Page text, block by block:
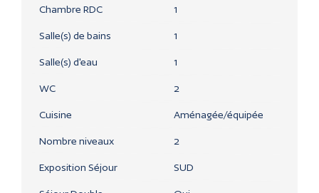
Chambre RDC 1
Salle(s) de bains 1
Salle(s) d'eau 1
WC 2
Cuisine Aménagée/équipée
Nombre niveaux 2
Exposition Séjour SUD